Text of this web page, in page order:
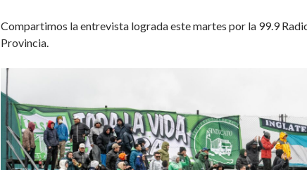
Compartimos la entrevista lograda este martes por la 99.9
Provincia.